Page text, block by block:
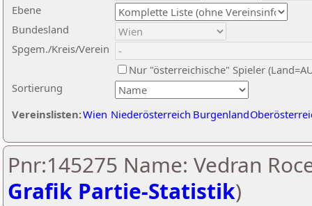
Ebene
Sortierung
Bundesland
Spgem./Kreis/Verein
Nur "österreichische" Spieler
Vereinslisten:Wien Niederösterreich Burgenland
Pnr:145275 Name: Vedran
Grafik Partie-Statistik)